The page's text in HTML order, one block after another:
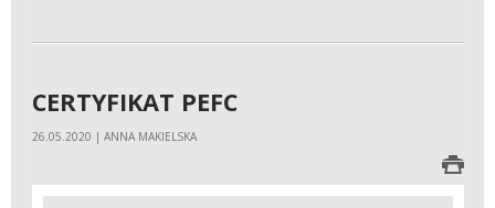
CERTYFIKAT PEFC
26.05.2020 | ANNA MAKIELSKA